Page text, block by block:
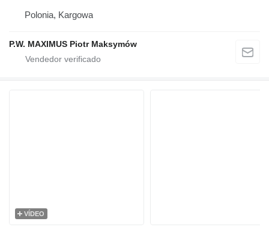
Polonia, Kargowa
P.W. MAXIMUS Piotr Maksymów
VÍDEO